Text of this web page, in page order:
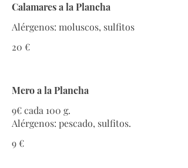
Calamares a la Plancha
Alérgenos: moluscos, sulfitos
20 €
Mero a la Plancha
9€ cada 100 g.
Alérgenos: pescado, sulfitos.
9 €